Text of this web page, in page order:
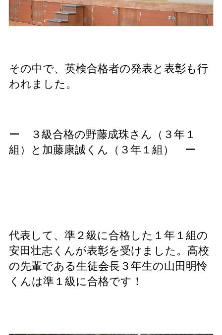
その中で、英検合格者の発表と表彰も行
われました。
ー ３級合格の野藤成珠さん（３年１
組）と加藤康誠くん（３年１組） ー
代表して、準２級に合格した１年１組の
安田壮志くんが表彰を受けました。高校
の先輩である生徒会長３年生の山田明怜
くんは準１級に合格です！